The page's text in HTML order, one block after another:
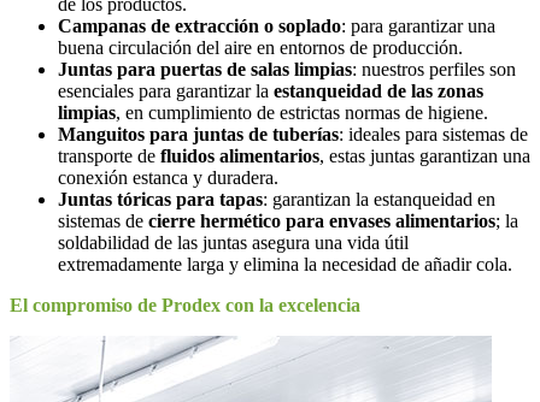
Campanas de extracción o soplado: para garantizar una
buena circulación del aire en entornos de producción.
Juntas para puertas de salas limpias: nuestros perfiles son
esenciales para garantizar la estanqueidad de las zonas
limpias, en cumplimiento de estrictas normas de higiene.
Manguitos para juntas de tuberías: ideales para sistemas de
transporte de fluidos alimentarios, estas juntas garantizan una
conexión estanca y duradera.
Juntas tóricas para tapas: garantizan la estanqueidad en
sistemas de cierre hermético para envases alimentarios; la
soldabilidad de las juntas asegura una vida útil
extremadamente larga y elimina la necesidad de añadir cola.
El compromiso de Prodex con la excelencia